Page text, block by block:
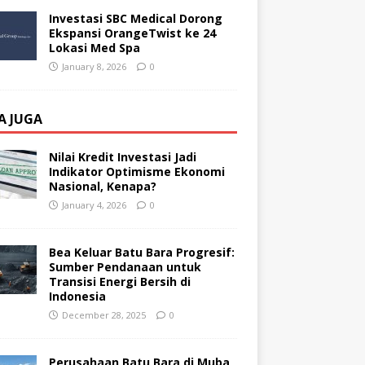
Investasi SBC Medical Dorong
Ekspansi OrangeTwist ke 24
Lokasi Med Spa
January 8, 2026 0
JUGA
Nilai Kredit Investasi Jadi
Indikator Optimisme Ekonomi
Nasional, Kenapa?
January 4, 2026 0
Bea Keluar Batu Bara Progresif:
Sumber Pendanaan untuk
Transisi Energi Bersih di
Indonesia
December 28, 2025 0
Perusahaan Batu Bara di Muba